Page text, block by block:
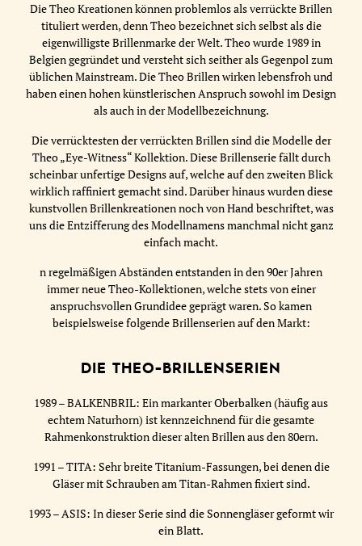
Die Theo Kreationen können problemlos als verrückte Brillen
tituliert werden, denn Theo bezeichnet sich selbst als die
eigenwilligste Brillenmarke der Welt. Theo wurde 1989 in
Belgien gegründet und versteht sich seither als Gegenpol zum
üblichen Mainstream. Die Theo Brillen wirken lebensfroh und
haben einen hohen künstlerischen Anspruch sowohl im Design
als auch in der Modellbezeichnung.
Die verrücktesten der verrückten Brillen sind die Modelle der
Theo „Eye-Witness“ Kollektion. Diese Brillenserie fällt durch
scheinbar unfertige Designs auf, welche auf den zweiten Blick
wirklich raffiniert gemacht sind. Darüber hinaus wurden diese
kunstvollen Brillenkreationen noch von Hand beschriftet, was
uns die Entzifferung des Modellnamens manchmal nicht ganz
einfach macht.
n regelmäßigen Abständen entstanden in den 90er Jahren
immer neue Theo-Kollektionen, welche stets von einer
anspruchsvollen Grundidee geprägt waren. So kamen
beispielsweise folgende Brillenserien auf den Markt:
DIE THEO-BRILLENSERIEN
1989 – BALKENBRIL: Ein markanter Oberbalken (häufig aus
echtem Naturhorn) ist kennzeichnend für die gesamte
Rahmenkonstruktion dieser alten Brillen aus den 80ern.
1991 – TITA: Sehr breite Titanium-Fassungen, bei denen die
Gläser mit Schrauben am Titan-Rahmen fixiert sind.
1993 – ASIS: In dieser Serie sind die Sonnengläser geformt wir
ein Blatt.